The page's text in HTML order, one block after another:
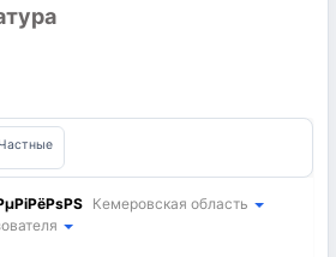
Частные
Кемеровская область